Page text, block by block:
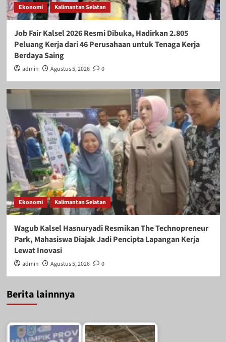
Ekonomi Kalimantan Selatan
Job Fair Kalsel 2026 Resmi Dibuka, Hadirkan 2.805
Peluang Kerja dari 46 Perusahaan untuk Tenaga Kerja
Berdaya Saing
admin Agustus 5, 2026 0
Ekonomi Kalimantan Selatan
Wagub Kalsel Hasnuryadi Resmikan The Technopreneur
Park, Mahasiswa Diajak Jadi Pencipta Lapangan Kerja
Lewat Inovasi
admin Agustus 5, 2026 0
Berita lainnnya